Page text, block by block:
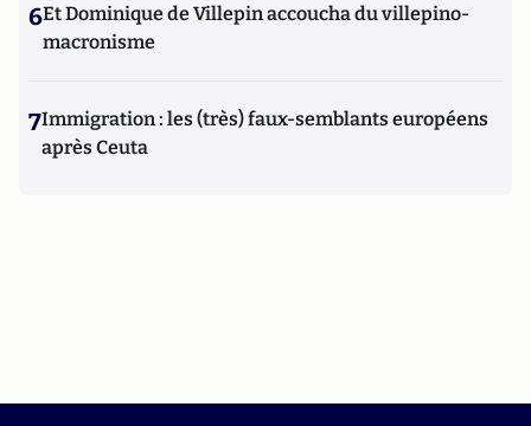
6Et Dominique de Villepin accoucha du villepino-
macronisme
7Immigration : les (très) faux-semblants européens
après Ceuta